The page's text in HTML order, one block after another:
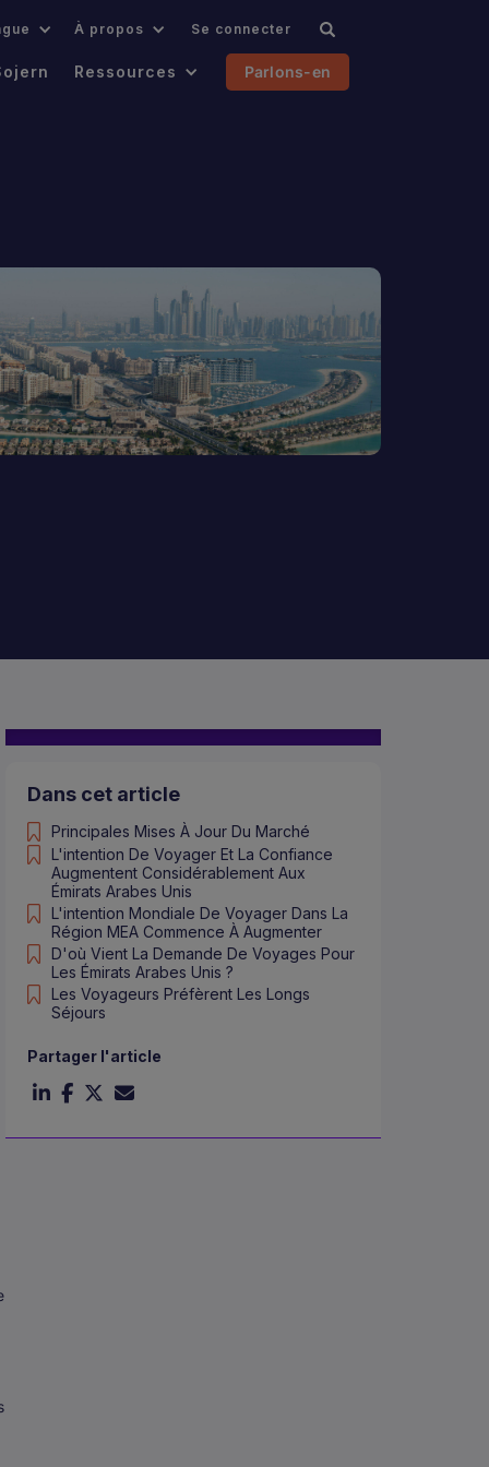
À propos Se connecter
Ressources Parlons-en
Dans cet article
Principales Mises À Jour Du Marché
L'intention De Voyager Et La Confiance
Augmentent Considérablement Aux
Émirats Arabes Unis
L'intention Mondiale De Voyager Dans La
Région MEA Commence À Augmenter
D'où Vient La Demande De Voyages Pour
Les Émirats Arabes Unis ?
Les Voyageurs Préfèrent Les Longs
Séjours
Partager l'article